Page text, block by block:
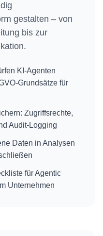
gestalten – von
bis zur
KI-Agenten
Grundsätze für
Zugriffsrechte,
Audit-Logging
Daten in Analysen
für Agentic
Unternehmen